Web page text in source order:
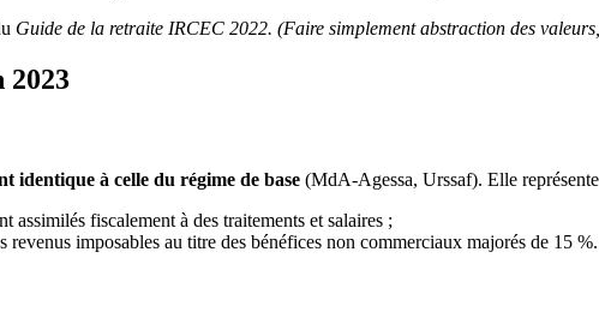
Guide de la retraite IRCEC 2022. (Faire simplement abstraction des
2023
identique à celle du régime de base (MdA-Agessa, Urssaf). Elle
assimilés fiscalement à des traitements et salaires ;
revenus imposables au titre des bénéfices non commerciaux majorés de 15 %.